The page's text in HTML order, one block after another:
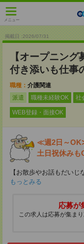
メニュー
掲載日 :2026/07/31
【オープニン
付き添いも仕事
職種： 介護関連
派遣
職種未経験OK 社
WEB登録・面接OK
≪週2日～
土日祝休みも
【お散歩やお話もだい
もっとみる
応募が
この求人は応募が集ま